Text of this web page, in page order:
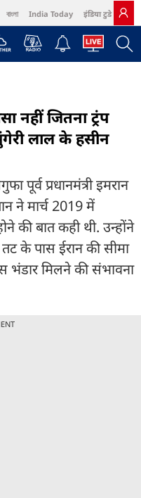
বাংলা India Today इंडिया टुडे हिंदी
Harper's Bazaar Northeast
नहीं जितना ट्रंप
लाल के हसीन
पूर्व प्रधानमंत्री इमरान
ने मार्च 2019 में
की बात कही थी. उन्होंने
के पास ईरान की सीमा
मिलने की संभावना